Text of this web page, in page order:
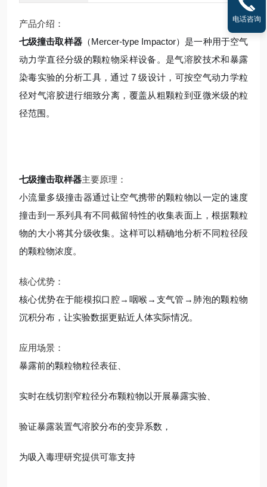
产品介绍：
七级撞击取样器（Mercer-type Impactor）是一种用于空气
动力学直径分级的颗粒物采样设备。是气溶胶技术和暴露
染毒实验的分析工具，通过 7 级设计，可按空气动力学粒
径对气溶胶进行细致分离，覆盖从粗颗粒到亚微米级的粒
径范围。
七级撞击取样器主要原理：
小流量多级撞击器通过让空气携带的颗粒物以一定的速度
撞击到一系列具有不同截留特性的收集表面上，根据颗粒
物的大小将其分级收集。这样可以精确地分析不同粒径段
的颗粒物浓度。
核心优势：
核心优势在于能模拟口腔→咽喉→支气管→肺泡的颗粒物
沉积分布，让实验数据更贴近人体实际情况。
应用场景：
暴露前的颗粒物粒径表征、
实时在线切割窄粒径分布颗粒物以开展暴露实验、
验证暴露装置气溶胶分布的变异系数，
为吸入毒理研究提供可靠支持
电话咨询